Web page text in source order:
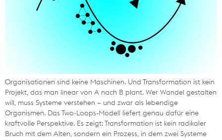
Organisationen sind keine Maschinen. Und Transformation ist kein
Projekt, das man linear von A nach B plant. Wer Wandel gestalten
will, muss Systeme verstehen – und zwar als lebendige
Organismen. Das Two-Loops-Modell liefert genau dafür eine
kraftvolle Perspektive. Es zeigt: Transformation ist kein radikaler
Bruch mit dem Alten, sondern ein Prozess, in dem zwei Systeme